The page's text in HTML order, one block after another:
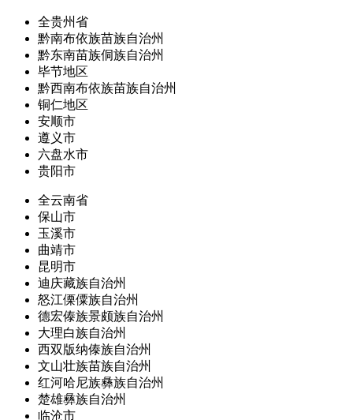
全贵州省
黔南布依族苗族自治州
黔东南苗族侗族自治州
毕节地区
黔西南布依族苗族自治州
铜仁地区
安顺市
遵义市
六盘水市
贵阳市
全云南省
保山市
玉溪市
曲靖市
昆明市
迪庆藏族自治州
怒江傈僳族自治州
德宏傣族景颇族自治州
大理白族自治州
西双版纳傣族自治州
文山壮族苗族自治州
红河哈尼族彝族自治州
楚雄彝族自治州
临沧市